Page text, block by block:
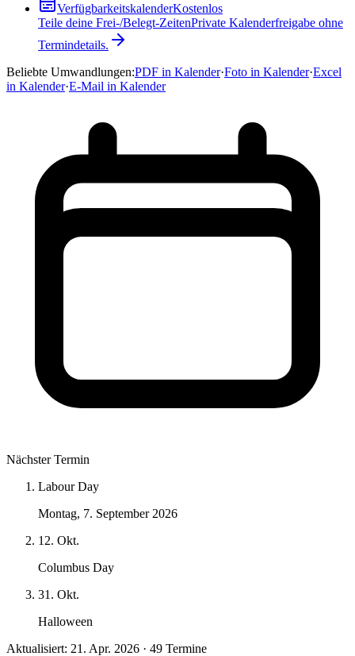
VerfügbarkeitskalenderKostenlos
Teile deine Frei-/Belegt-ZeitenPrivate Kalenderfreigabe ohne
Termindetails.
Beliebte Umwandlungen:PDF in Kalender·Foto in Kalender·Excel
in Kalender·E-Mail in Kalender
Nächster Termin
Labour Day
Montag, 7. September 2026
12. Okt.
Columbus Day
31. Okt.
Halloween
Aktualisiert: 21. Apr. 2026 · 49 Termine